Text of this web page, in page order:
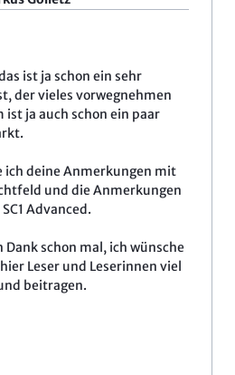
ist ja schon ein sehr
der vieles vorwegnehmen
ist ja auch schon ein paar
ich deine Anmerkungen mit
und die Anmerkungen
Advanced.
Dank schon mal, ich wünsche
Leser und Leserinnen viel
beitragen.